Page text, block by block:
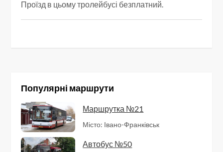
Проїзд в цьому тролейбусі безплатний.
Популярні маршрути
Маршрутка №21
Місто: Івано-Франківськ
Автобус №50